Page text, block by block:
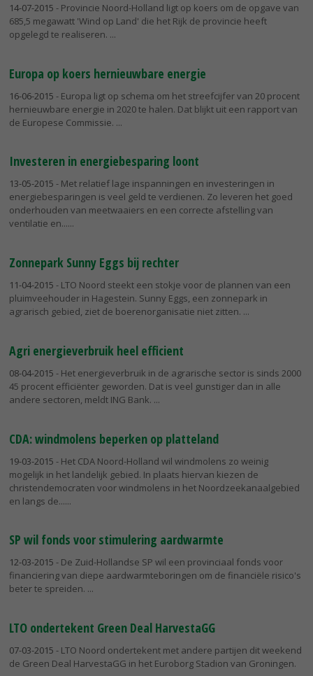
14-07-2015 - Provincie Noord-Holland ligt op koers om de opgave van
685,5 megawatt 'Wind op Land' die het Rijk de provincie heeft
opgelegd te realiseren.
Europa op koers hernieuwbare energie
16-06-2015 - Europa ligt op schema om het streefcijfer van 20 procent
hernieuwbare energie in 2020 te halen. Dat blijkt uit een rapport van
de Europese Commissie.
Investeren in energiebesparing loont
13-05-2015 - Met relatief lage inspanningen en investeringen in
energiebesparingen is veel geld te verdienen. Zo leveren het goed
onderhouden van meetwaaiers en een correcte afstelling van
ventilatie en...
Zonnepark Sunny Eggs bij rechter
11-04-2015 - LTO Noord steekt een stokje voor de plannen van een
pluimveehouder in Hagestein. Sunny Eggs, een zonnepark in
agrarisch gebied, ziet de boerenorganisatie niet zitten.
Agri energieverbruik heel efficient
08-04-2015 - Het energieverbruik in de agrarische sector is sinds 2000
45 procent efficiënter geworden. Dat is veel gunstiger dan in alle
andere sectoren, meldt ING Bank.
CDA: windmolens beperken op platteland
19-03-2015 - Het CDA Noord-Holland wil windmolens zo weinig
mogelijk in het landelijk gebied. In plaats hiervan kiezen de
christendemocraten voor windmolens in het Noordzeekanaalgebied
en langs de...
SP wil fonds voor stimulering aardwarmte
12-03-2015 - De Zuid-Hollandse SP wil een provinciaal fonds voor
financiering van diepe aardwarmteboringen om de financiële risico's
beter te spreiden.
LTO ondertekent Green Deal HarvestaGG
07-03-2015 - LTO Noord ondertekent met andere partijen dit weekend
de Green Deal HarvestaGG in het Euroborg Stadion van Groningen.